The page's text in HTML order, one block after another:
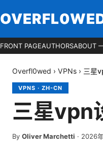
FRONT PAGEAUTHORSABOUT
Overfl0wed › VPNs › 三星
VPNS · ZH-CN
三星vpn
By Oliver Marchetti · 2026